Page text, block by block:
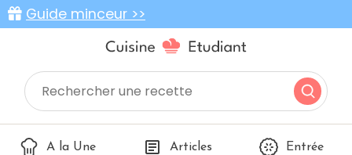
Guide minceur >>
A la Une Articles Entrée